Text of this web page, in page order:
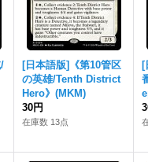
[日本語版]《第10管区
の英雄/Tenth District
Hero》(MKM)
30円
在庫数 13点
[